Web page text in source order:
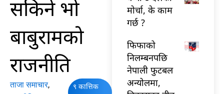
सकिने भो
बाबुरामको
राजनीति
ताजा समाचार,
९ कात्तिक
मोर्चा, के काम
गर्छ ?
फिफाको
निलम्बनपछि
नेपाली फुटबल
अन्योलमा,